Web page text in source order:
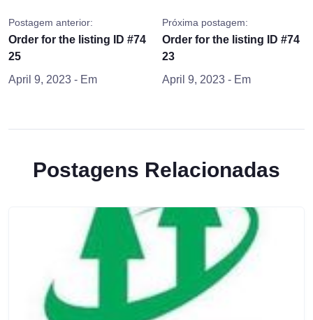
Postagem anterior:
Order for the listing ID #74
25
April 9, 2023 - Em
Próxima postagem:
Order for the listing ID #74
23
April 9, 2023 - Em
Postagens Relacionadas